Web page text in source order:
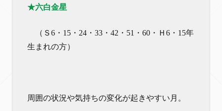
★六白金星
（Ｓ6・15・24・33・42・51・60・Ｈ6・15年
生まれの方）
周囲の状況や気持ちの変化が起きやすい月。